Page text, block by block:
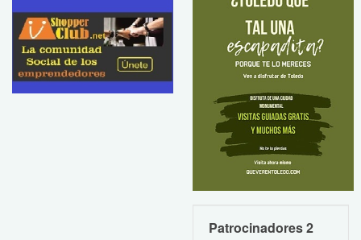
Patrocinadores 2